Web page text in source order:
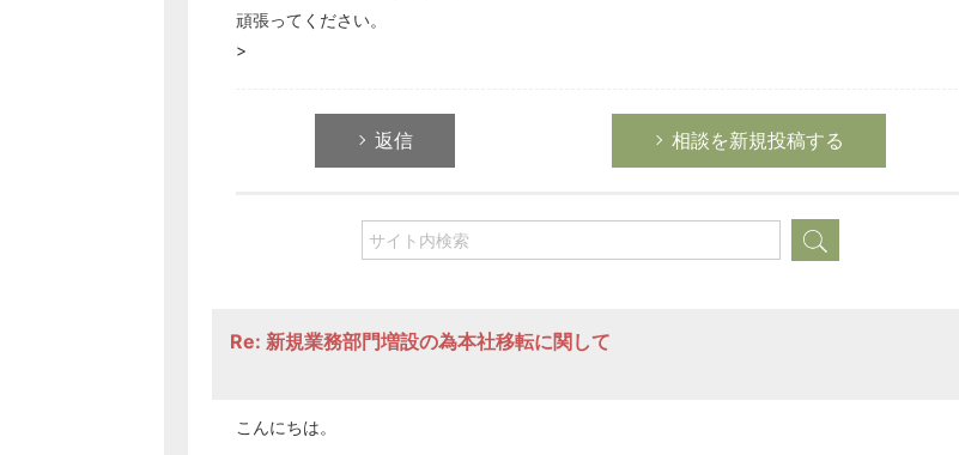
頑張ってください。
>
返信 相談を新規投稿する
Re: 新規業務部門増設の為本社移転に関して
こんにちは。